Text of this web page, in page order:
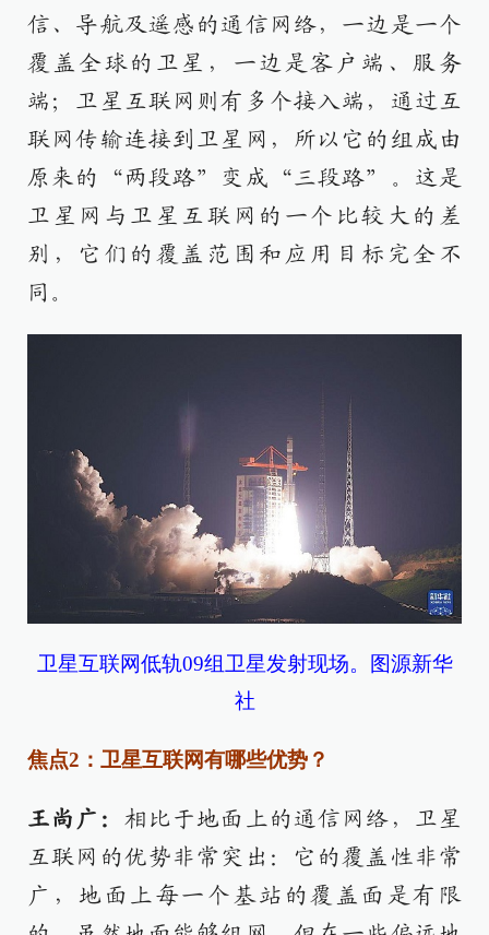
信、导航及遥感的通信网络，一边是一个
覆盖全球的卫星，一边是客户端、服务
端；卫星互联网则有多个接入端，通过互
联网传输连接到卫星网，所以它的组成由
原来的“两段路”变成“三段路”。这是
卫星网与卫星互联网的一个比较大的差
别，它们的覆盖范围和应用目标完全不
同。
卫星互联网低轨09组卫星发射现场。图源新华
社
焦点2：卫星互联网有哪些优势？
王尚广： 相比于地面上的通信网络，卫星
互联网的优势非常突出：它的覆盖性非常
广，地面上每一个基站的覆盖面是有限